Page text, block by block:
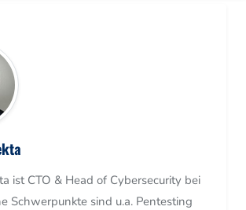
ist CTO & Head of Cybersecurity bei
Schwerpunkte sind u.a. Pentesting